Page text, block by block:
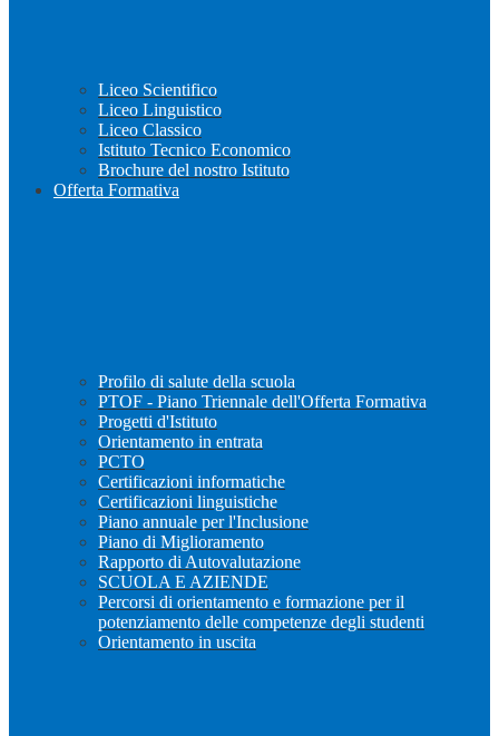
Liceo Scientifico
Liceo Linguistico
Liceo Classico
Istituto Tecnico Economico
Brochure del nostro Istituto
Offerta Formativa
Profilo di salute della scuola
PTOF - Piano Triennale dell'Offerta Formativa
Progetti d'Istituto
Orientamento in entrata
PCTO
Certificazioni informatiche
Certificazioni linguistiche
Piano annuale per l'Inclusione
Piano di Miglioramento
Rapporto di Autovalutazione
SCUOLA E AZIENDE
Percorsi di orientamento e formazione per il
potenziamento delle competenze degli studenti
Orientamento in uscita